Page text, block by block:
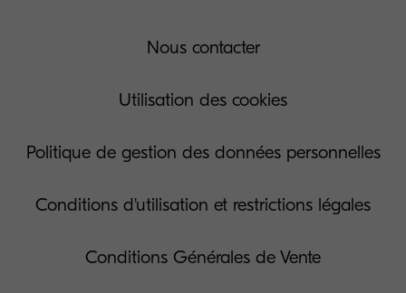
Nous contacter
Utilisation des cookies
Politique de gestion des données personnelles
Conditions d'utilisation et restrictions légales
Conditions Générales de Vente